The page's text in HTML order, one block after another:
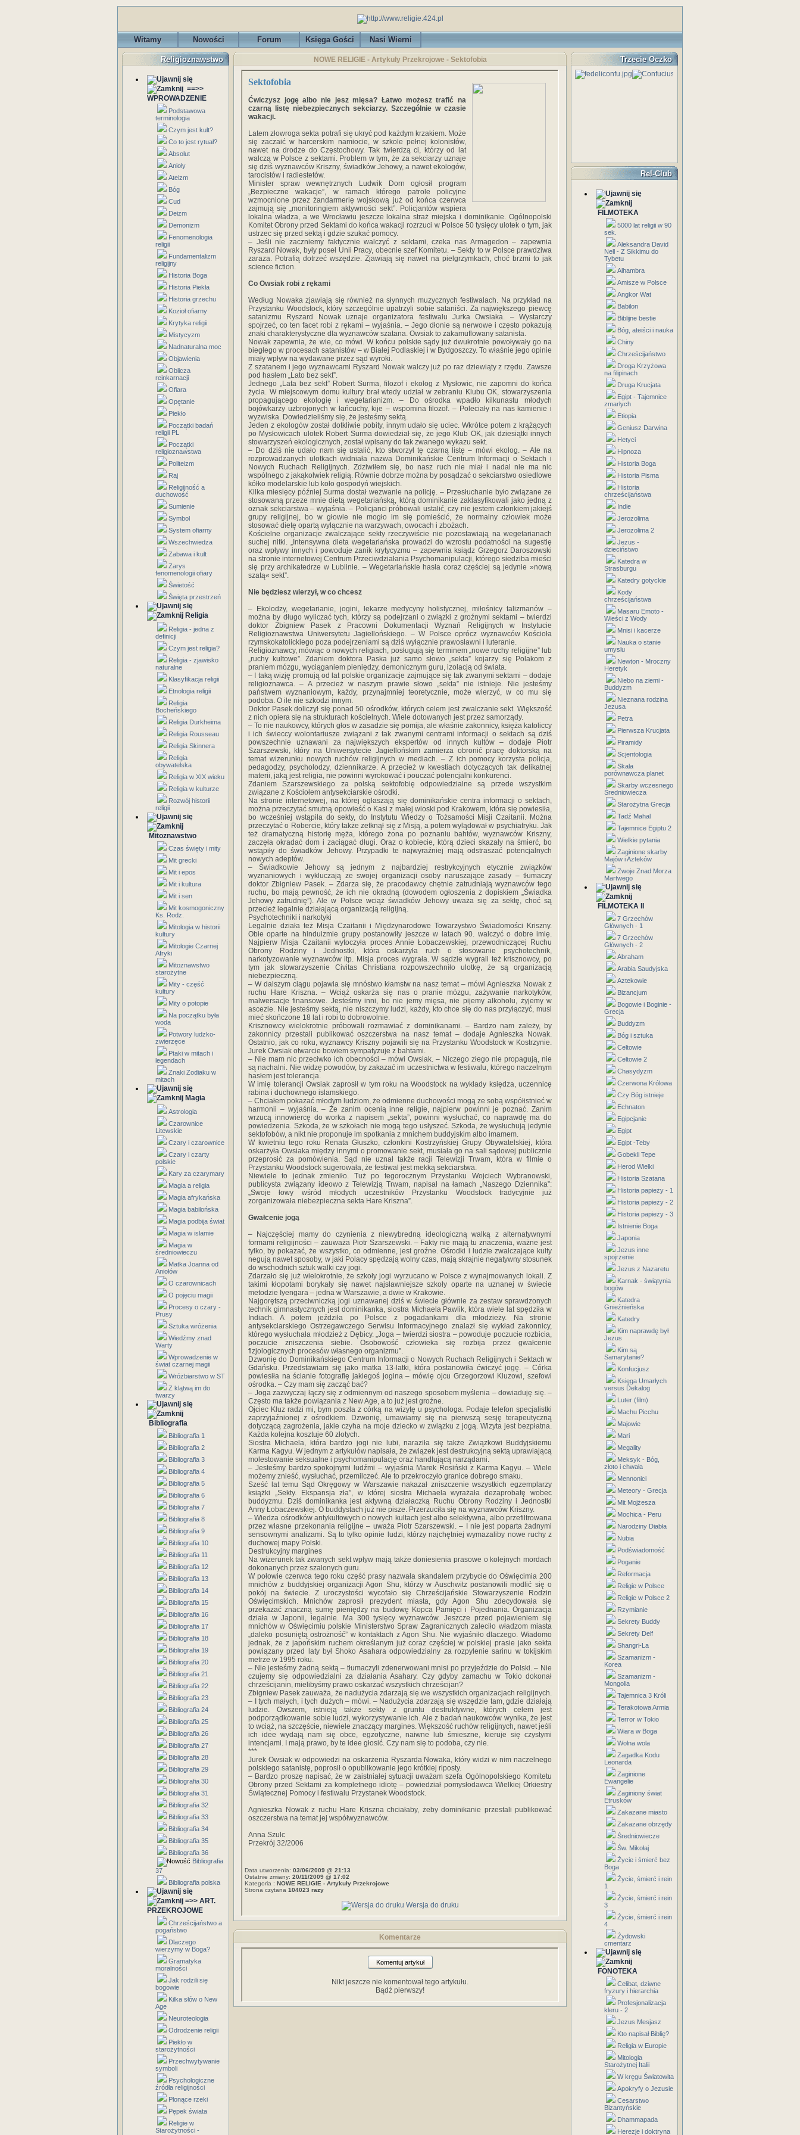
Witamy Nowości Forum Księga Gości Nasi Wierni
Religioznawstwo
==>>
WPROWADZENIE
Podstawowa
terminologia
Czym jest kult?
Co to jest rytuał?
Absolut
Anioły
Ateizm
Bóg
Cud
Deizm
Demonizm
Fenomenologia
religii
Fundamentalizm
religijny
Historia Boga
Historia Piekła
Historia grzechu
Kozioł ofiarny
Krytyka religii
Mistycyzm
Nadnaturalna moc
Objawienia
Oblicza
reinkarnacji
Ofiara
Opętanie
Piekło
Początki badań
religii PL
Początki
religioznawstwa
Politeizm
Raj
Religijność a
duchowość
Sumienie
Symbol
System ofiarny
Wszechwiedza
Zabawa i kult
Zarys
fenomenologii ofiary
Świetość
Święta przestrzeń
Religia
Religia - jedna z
definicji
Czym jest religia?
Religia - zjawisko
naturalne
Klasyfikacja religii
Etnologia religii
Religia
Bocheńskiego
Religia Durkheima
Religia Rousseau
Religia Skinnera
Religia
obywatelska
Religia w XIX wieku
Religia w kulturze
Rozwój historii
religii
Mitoznawstwo
Czas święty i mity
Mit grecki
Mit i epos
Mit i kultura
Mit i sen
Mit kosmogoniczny
Ks. Rodz.
Mitologia w historii
kultury
Mitologie Czarnej
Afryki
Mitoznawstwo
starożytne
Mity - część
kultury
Mity o potopie
Na początku była
woda
Potwory ludzko-
zwierzęce
Ptaki w mitach i
legendach
Znaki Zodiaku w
mitach
Magia
Astrologia
Czarownice
Litewskie
Czary i czarownice
Czary i czarty
polskie
Kary za czarymary
Magia a religia
Magia afrykańska
Magia babilońska
Magia podbija świat
Magia w islamie
Magia w
średniowieczu
Matka Joanna od
Aniołów
O czarownicach
O pojęciu magii
Procesy o czary -
Prusy
Sztuka wróżenia
Wiedźmy znad
Warty
Wprowadzenie w
świat czarnej magii
Wróżbiarstwo w ST
Z klątwą im do
twarzy
Bibliografia
Bibliografia 1
Bibliografia 2
Bibliografia 3
Bibliografia 4
Bibliografia 5
Bibliografia 6
Bibliografia 7
Bibliografia 8
Bibliografia 9
Bibliografia 10
Bibliografia 11
Bibliografia 12
Bibliografia 13
Bibliografia 14
Bibliografia 15
Bibliografia 16
Bibliografia 17
Bibliografia 18
Bibliografia 19
Bibliografia 20
Bibliografia 21
Bibliografia 22
Bibliografia 23
Bibliografia 24
Bibliografia 25
Bibliografia 26
Bibliografia 27
Bibliografia 28
Bibliografia 29
Bibliografia 30
Bibliografia 31
Bibliografia 32
Bibliografia 33
Bibliografia 34
Bibliografia 35
Bibliografia 36
Bibliografia
37
Bibliografia polska
=>> ART.
PRZEKROJOWE
Chrześcijaństwo a
pogaństwo
Dlaczego
wierzymy w Boga?
Gramatyka
moralności
Jak rodzili się
bogowie
Kilka słów o New
Age
Neuroteologia
Odrodzenie religii
Piekło w
starożytności
Przechwytywanie
symboli
Psychologiczne
źródła religijności
Płonące rzeki
Pępek świata
Religie w
Starożytności -
NOWE RELIGIE - Artykuły Przekrojowe - Sektofobia
Sektofobia
Ćwiczysz jogę albo nie jesz mięsa? Łatwo możesz trafić na
czarną listę niebezpiecznych sekciarzy. Szczególnie w czasie
wakacji.
Latem złowroga sekta potrafi się ukryć pod każdym krzakiem. Może
się zaczaić w harcerskim namiocie, w szkole pełnej kolonistów,
nawet na drodze do Częstochowy. Tak twierdzą ci, którzy od lat
walczą w Polsce z sektami. Problem w tym, że za sekciarzy uznaje
się dziś wyznawców Kriszny, świadków Jehowy, a nawet ekologów,
tarocistów i radiestetów.
Minister spraw wewnętrznych Ludwik Dorn ogłosił program
„Bezpieczne wakacje”, w ramach którego patrole policyjne
wzmocnione przez żandarmerię wojskową już od końca czerwca
zajmują się „monitoringiem aktywności sekt”. Policjantów wspiera
lokalna władza, a we Wrocławiu jeszcze lokalna straż miejska i dominikanie. Ogólnopolski
Komitet Obrony przed Sektami do końca wakacji rozrzuci w Polsce 50 tysięcy ulotek o tym, jak
ustrzec się przed sektą i gdzie szukać pomocy.
– Jeśli nie zaczniemy faktycznie walczyć z sektami, czeka nas Armagedon – zapewnia
Ryszard Nowak, były poseł Unii Pracy, obecnie szef Komitetu. – Sekty to w Polsce prawdziwa
zaraza. Potrafią dotrzeć wszędzie. Zjawiają się nawet na pielgrzymkach, choć brzmi to jak
science fiction.
Co Owsiak robi z rękami
Według Nowaka zjawiają się również na słynnych muzycznych festiwalach. Na przykład na
Przystanku Woodstock, który szczególnie upatrzyli sobie sataniści. Za największego piewcę
satanizmu Ryszard Nowak uznaje organizatora festiwalu Jurka Owsiaka. – Wystarczy
spojrzeć, co ten facet robi z rękami – wyjaśnia. – Jego dłonie są nerwowe i często pokazują
znaki charakterystyczne dla wyznawców szatana. Owsiak to zakamuflowany satanista.
Nowak zapewnia, że wie, co mówi. W końcu polskie sądy już dwukrotnie powoływały go na
biegłego w procesach satanistów – w Białej Podlaskiej i w Bydgoszczy. To właśnie jego opinie
miały wpływ na wydawane przez sąd wyroki.
Z szatanem i jego wyznawcami Ryszard Nowak walczy już po raz dziewiąty z rzędu. Zawsze
pod hasłem „Lato bez sekt”.
Jednego „Lata bez sekt” Robert Surma, filozof i ekolog z Mysłowic, nie zapomni do końca
życia. W miejscowym domu kultury brał wtedy udział w zebraniu Klubu OK, stowarzyszenia
propagującego ekologię i wegetarianizm. – Do ośrodka wpadło kilkunastu młodych
bojówkarzy uzbrojonych w łańcuchy, kije – wspomina filozof. – Poleciały na nas kamienie i
wyzwiska. Dowiedzieliśmy się, że jesteśmy sektą.
Jeden z ekologów został dotkliwie pobity, innym udało się uciec. Wkrótce potem z krążących
po Mysłowicach ulotek Robert Surma dowiedział się, że jego Klub OK, jak dziesiątki innych
stowarzyszeń ekologicznych, został wpisany do tak zwanego wykazu sekt.
– Do dziś nie udało nam się ustalić, kto stworzył tę czarną listę – mówi ekolog. – Ale na
rozprowadzanych ulotkach widniała nazwa Dominikańskie Centrum Informacji o Sektach i
Nowych Ruchach Religijnych. Zdziwiłem się, bo nasz ruch nie miał i nadal nie ma nic
wspólnego z jakąkolwiek religią. Równie dobrze można by posądzać o sekciarstwo osiedlowe
kółko modelarskie lub koło gospodyń wiejskich.
Kilka miesięcy później Surma dostał wezwanie na policję. – Przesłuchanie było związane ze
stosowaną przeze mnie dietą wegetariańską, którą dominikanie zaklasyfikowali jako jedną z
oznak sekciarstwa – wyjaśnia. – Policjanci próbowali ustalić, czy nie jestem członkiem jakiejś
grupy religijnej, bo w głowie nie mogło im się pomieścić, że normalny człowiek może
stosować dietę opartą wyłącznie na warzywach, owocach i zbożach.
Kościelne organizacje zwalczające sekty rzeczywiście nie pozostawiają na wegetarianach
suchej nitki. „Intensywna dieta wegetariańska prowadzi do wzrostu podatności na sugestię
oraz wpływy innych i powoduje zanik krytycyzmu – zapewnia ksiądz Grzegorz Daroszowski
na stronie internetowej Centrum Przeciwdziałania Psychomanipulacji, którego siedziba mieści
się przy archikatedrze w Lublinie. – Wegetariańskie hasła coraz częściej są jedynie »nową
szatą« sekt”.
Nie będziesz wierzył, w co chcesz
– Ekolodzy, wegetarianie, jogini, lekarze medycyny holistycznej, miłośnicy talizmanów –
można by długo wyliczać tych, którzy są podejrzani o związki z groźnymi sektami – twierdzi
doktor Zbigniew Pasek z Pracowni Dokumentacji Wyznań Religijnych w Instytucie
Religioznawstwa Uniwersytetu Jagiellońskiego. – W Polsce oprócz wyznawców Kościoła
rzymskokatolickiego poza podejrzeniami są dziś wyłącznie prawosławni i luteranie.
Religioznawcy, mówiąc o nowych religiach, posługują się terminem „nowe ruchy religijne” lub
„ruchy kultowe”. Zdaniem doktora Paska już samo słowo „sekta” kojarzy się Polakom z
praniem mózgu, wyciąganiem pieniędzy, demonicznym guru, izolacją od świata.
– I taką wizję promują od lat polskie organizacje zajmujące się tak zwanymi sektami – dodaje
religioznawca. – A przecież w naszym prawie słowo „sekta” nie istnieje. Nie jesteśmy
państwem wyznaniowym, każdy, przynajmniej teoretycznie, może wierzyć, w co mu się
podoba. O ile nie szkodzi innym.
Doktor Pasek doliczył się ponad 50 ośrodków, których celem jest zwalczanie sekt. Większość
z nich opiera się na strukturach kościelnych. Wiele dotowanych jest przez samorządy.
– To nie naukowcy, których głos w zasadzie się pomija, ale właśnie zakonnicy, księża katoliccy
i ich świeccy wolontariusze związani z tak zwanymi centrami informacji o sektach są dziś
powszechnie uznawani za największych ekspertów od innych kultów – dodaje Piotr
Szarszewski, który na Uniwersytecie Jagiellońskim zamierza obronić pracę doktorską na
temat wizerunku nowych ruchów religijnych w mediach. – Z ich pomocy korzysta policja,
pedagodzy, psycholodzy, dziennikarze. A przecież w kwestiach dotyczących tak delikatnej
materii, jaką jest religia, nie powinni wyrokować i pouczać potencjalni konkurenci.
Zdaniem Szarszewskiego za polską sektofobię odpowiedzialne są przede wszystkim
związane z Kościołem antysekciarskie ośrodki.
Na stronie internetowej, na której ogłaszają się dominikańskie centra informacji o sektach,
można przeczytać smutną opowieść o Kasi z małej wioski pod Krakowem, która się powiesiła,
bo wcześniej wstąpiła do sekty, do Instytutu Wiedzy o Tożsamości Misji Czaitanii. Można
przeczytać o Robercie, który także zetknął się z Misją, a potem wylądował w psychiatryku. Jak
też dramatyczną historię męża, którego żona po poznaniu bahtów, wyznawców Kriszny,
zaczęła okradać dom i zaciągać długi. Oraz o kobiecie, którą dzieci skazały na śmierć, bo
wstąpiły do świadków Jehowy. Przypadki te najwyraźniej mają odstraszać potencjalnych
nowych adeptów.
– Świadkowie Jehowy są jednym z najbardziej restrykcyjnych etycznie związków
wyznaniowych i wykluczają ze swojej organizacji osoby naruszające zasady – tłumaczy
doktor Zbigniew Pasek. – Zdarza się, że pracodawcy chętnie zatrudniają wyznawców tego
ruchu, bo mają pewność, że ich nie okradną (dowodem ogłoszenia z dopiskiem „Świadka
Jehowy zatrudnię”). Ale w Polsce wciąż świadków Jehowy uważa się za sektę, choć są
przecież legalnie działającą organizacją religijną.
Psychotechniki i narkotyki
Legalnie działa też Misja Czaitanii i Międzynarodowe Towarzystwo Świadomości Kriszny.
Obie oparte na hinduizmie grupy postanowiły jeszcze w latach 90. walczyć o dobre imię.
Najpierw Misja Czaitanii wytoczyła proces Annie Łobaczewskiej, przewodniczącej Ruchu
Obrony Rodziny i Jednostki, która oskarżyła ruch o stosowanie psychotechnik,
narkotyzowanie wyznawców itp. Misja proces wygrała. W sądzie wygrali też krisznowcy, po
tym jak stowarzyszenie Civitas Christiana rozpowszechniło ulotkę, że są organizacją
niebezpieczną.
– W dalszym ciągu pojawia się mnóstwo kłamstw na nasz temat – mówi Agnieszka Nowak z
ruchu Hare Kriszna. – Wciąż oskarża się nas o pranie mózgu, zażywanie narkotyków,
malwersacje finansowe. Jesteśmy inni, bo nie jemy mięsa, nie pijemy alkoholu, żyjemy w
ascezie. Nie jesteśmy sektą, nie niszczymy ludzi, każdy, kto chce się do nas przyłączyć, musi
mieć skończone 18 lat i robi to dobrowolnie.
Krisznowcy wielokrotnie próbowali rozmawiać z dominikanami. – Bardzo nam zależy, by
zakonnicy przestali publikować oszczerstwa na nasz temat – dodaje Agnieszka Nowak.
Ostatnio, jak co roku, wyznawcy Kriszny pojawili się na Przystanku Woodstock w Kostrzynie.
Jurek Owsiak otwarcie bowiem sympatyzuje z bahtami.
– Nie mam nic przeciwko ich obecności – mówi Owsiak. – Niczego złego nie propagują, nie
są nachalni. Nie widzę powodów, by zakazać im uczestnictwa w festiwalu, którego naczelnym
hasłem jest tolerancja.
W imię tolerancji Owsiak zaprosił w tym roku na Woodstock na wykłady księdza, uczennicę
rabina i duchownego islamskiego.
– Chciałem pokazać młodym ludziom, że odmienne duchowości mogą ze sobą współistnieć w
harmonii – wyjaśnia. – Że zanim ocenią inne religie, najpierw powinni je poznać. Zanim
wrzucą innowiercę do worka z napisem „sekta”, powinni wysłuchać, co naprawdę ma do
powiedzenia. Szkoda, że w szkołach nie mogą tego usłyszeć. Szkoda, że wysłuchują jedynie
sektofobów, a nikt nie proponuje im spotkania z mnichem buddyjskim albo imamem.
W kwietniu tego roku Renata Głuszko, członkini Kostrzyńskiej Grupy Obywatelskiej, która
oskarżyła Owsiaka między innymi o promowanie sekt, musiała go na sali sądowej publicznie
przeprosić za pomówienia. Sąd nie uznał także racji Telewizji Trwam, która w filmie o
Przystanku Woodstock sugerowała, że festiwal jest mekką sekciarstwa.
Niewiele to jednak zmieniło. Tuż po tegorocznym Przystanku Wojciech Wybranowski,
publicysta związany ideowo z Telewizją Trwam, napisał na łamach „Naszego Dziennika”:
„Swoje łowy wśród młodych uczestników Przystanku Woodstock tradycyjnie już
zorganizowała niebezpieczna sekta Hare Kriszna”.
Gwałcenie jogą
– Najczęściej mamy do czynienia z niewybredną ideologiczną walką z alternatywnymi
formami religijności – zauważa Piotr Szarszewski. – Fakty nie mają tu znaczenia, ważne jest
tylko, by pokazać, że wszystko, co odmienne, jest groźne. Ośrodki i ludzie zwalczające kulty
negują nawet sposoby, w jaki Polacy spędzają wolny czas, mają skrajnie negatywny stosunek
do wschodnich sztuk walki czy jogi.
Zdarzało się już wielokrotnie, że szkoły jogi wyrzucano w Polsce z wynajmowanych lokali. Z
takimi kłopotami borykały się nawet najsławniejsze szkoły oparte na uznanej w świecie
metodzie Iyengara – jedna w Warszawie, a dwie w Krakowie.
Najgorętszą przeciwniczką jogi uznawanej dziś w świecie głównie za zestaw sprawdzonych
technik gimnastycznych jest dominikanka, siostra Michaela Pawlik, która wiele lat spędziła w
Indiach. A potem jeździła po Polsce z pogadankami dla młodzieży. Na stronie
antysekciarskiego Ostrzegawczego Serwisu Informacyjnego znalazł się wykład zakonnicy,
którego wysłuchała młodzież z Dębicy. „Joga – twierdzi siostra – powoduje poczucie rozbicia,
poczucie zniszczenia siebie. Osobowość człowieka się rozbija przez gwałcenie
fizjologicznych procesów własnego organizmu”.
Dzwonię do Dominikańskiego Centrum Informacji o Nowych Ruchach Religijnych i Sektach w
Gdańsku. Przedstawiam się jako matka 13-latki, która postanowiła ćwiczyć jogę. – Córka
powiesiła na ścianie fotografię jakiegoś jogina – mówię ojcu Grzegorzowi Kluzowi, szefowi
ośrodka. – Czy mam się zacząć bać?
– Joga zazwyczaj łączy się z odmiennym od naszego sposobem myślenia – dowiaduję się. –
Często ma także powiązania z New Age, a to już jest groźne.
Ojciec Kluz radzi mi, bym poszła z córką na wizytę u psychologa. Podaje telefon specjalistki
zaprzyjaźnionej z ośrodkiem. Dzwonię, umawiamy się na pierwszą sesję terapeutyczną
dotyczącą zagrożenia, jakie czyha na moje dziecko w związku z jogą. Wizyta jest bezpłatna.
Każda kolejna kosztuje 60 złotych.
Siostra Michaela, która bardzo jogi nie lubi, naraziła się także Związkowi Buddyjskiemu
Karma Kagyu. W jednym z artykułów napisała, że związek jest destrukcyjną sektą uprawiającą
molestowanie seksualne i psychomanipulację oraz handlującą narządami.
– Jesteśmy bardzo spokojnymi ludźmi – wyjaśnia Marek Rosiński z Karma Kagyu. – Wiele
możemy znieść, wysłuchać, przemilczeć. Ale to przekroczyło granice dobrego smaku.
Sześć lat temu Sąd Okręgowy w Warszawie nakazał zniszczenie wszystkich egzemplarzy
książki „Sekty. Ekspansja zła”, w której siostra Michaela wyrażała dezaprobatę wobec
buddyzmu. Dziś dominikanka jest aktywną działaczką Ruchu Obrony Rodziny i Jednostki
Anny Łobaczewskiej. O buddystach już nie pisze. Przerzuciła się na wyznawców Kriszny.
– Wiedza ośrodków antykultowych o nowych kultach jest albo selektywna, albo przefiltrowana
przez własne przekonania religijne – uważa Piotr Szarszewski. – I nie jest poparta żadnymi
sensownymi analizami. Są to tylko opinie ludzi, którzy najchętniej wymazaliby nowe ruchy z
duchowej mapy Polski.
Destrukcyjny margines
Na wizerunek tak zwanych sekt wpływ mają także doniesienia prasowe o kolejnych mordach
dokonanych przez szalonych guru.
W połowie czerwca tego roku część prasy nazwała skandalem przybycie do Oświęcimia 200
mnichów z buddyjskiej organizacji Agon Shu, którzy w Auschwitz postanowili modlić się o
pokój na świecie. Z uroczystości wycofało się Chrześcijańskie Stowarzyszenie Rodzin
Oświęcimskich. Mnichów zaprosił prezydent miasta, gdy Agon Shu zdecydowała się
przekazać znaczną sumę pieniędzy na budowę Kopca Pamięci i Pojednania. Organizacja
działa w Japonii, legalnie. Ma 300 tysięcy wyznawców. Jeszcze przed pojawieniem się
mnichów w Oświęcimiu polskie Ministerstwo Spraw Zagranicznych zaleciło władzom miasta
„daleko posuniętą ostrożność” w kontaktach z Agon Shu. Nie wyjaśniło dlaczego. Wiadomo
jednak, że z japońskim ruchem określanym już coraz częściej w polskiej prasie jako sekta
powiązany przed laty był Shoko Asahara odpowiedzialny za rozpylenie sarinu w tokijskim
metrze w 1995 roku.
– Nie jesteśmy żadną sektą – tłumaczyli zdenerwowani mnisi po przyjeździe do Polski. – Nie
czujemy się odpowiedzialni za działania Asahary. Czy gdyby zamachu w Tokio dokonał
chrześcijanin, mielibyśmy prawo oskarżać wszystkich chrześcijan?
Zbigniew Pasek zauważa, że nadużycia zdarzają się we wszystkich organizacjach religijnych.
– I tych małych, i tych dużych – mówi. – Nadużycia zdarzają się wszędzie tam, gdzie działają
ludzie. Owszem, istnieją także sekty z gruntu destruktywne, których celem jest
podporządkowanie sobie ludzi, wykorzystywanie ich. Ale z badań naukowców wynika, że jest
to wciąż, na szczęście, niewiele znaczący margines. Większość ruchów religijnych, nawet jeśli
ich idee wydają nam się obce, egzotyczne, naiwne lub śmieszne, kieruje się czystymi
intencjami. I mają prawo, by te idee głosić. Czy nam się to podoba, czy nie.
***
Jurek Owsiak w odpowiedzi na oskarżenia Ryszarda Nowaka, który widzi w nim naczelnego
polskiego satanistę, poprosił o opublikowanie jego krótkiej riposty.
– Bardzo proszę napisać, że w zaistniałej sytuacji uważam szefa Ogólnopolskiego Komitetu
Obrony przed Sektami za kompletnego idiotę – powiedział pomysłodawca Wielkiej Orkiestry
Świątecznej Pomocy i festiwalu Przystanek Woodstock.
Agnieszka Nowak z ruchu Hare Kriszna chciałaby, żeby dominikanie przestali publikować
oszczerstwa na temat jej współwyznawców.
Anna Szulc
Przekrój 32/2006
Data utworzenia: 03/06/2009 @ 21:13
Ostatnie zmiany: 20/11/2009 @ 17:02
Kategoria : NOWE RELIGIE - Artykuły Przekrojowe
Strona czytana 104023 razy
Wersja do druku
Komentarze
Komentuj artykuł
Nikt jeszcze nie komentował tego artykułu.
Bądź pierwszy!
Trzecie Oczko
Rel-Club
FILMOTEKA
5000 lat religii w 90
sek.
Aleksandra David
Nell - Z Sikkimu do
Tybetu
Alhambra
Amisze w Polsce
Angkor Wat
Babilon
Biblijne bestie
Bóg, ateiści i nauka
Chiny
Chrześcijaństwo
Droga Krzyżowa
na filipinach
Druga Krucjata
Egipt - Tajemnice
zmarłych
Etiopia
Geniusz Darwina
Hetyci
Hipnoza
Historia Boga
Historia Pisma
Historia
chrześcijaństwa
Indie
Jerozolima
Jerozolima 2
Jezus -
dzieciństwo
Katedra w
Strasburgu
Katedry gotyckie
Kody
chrześcijaństwa
Masaru Emoto -
Wieści z Wody
Mnisi i kacerze
Nauka o stanie
umyslu
Newton - Mroczny
Heretyk
Niebo na ziemi -
Buddyzm
Nieznana rodzina
Jezusa
Petra
Pierwsza Krucjata
Piramidy
Scjentologia
Skala
porównawcza planet
Skarby wczesnego
Średniowiecza
Starożytna Grecja
Tadź Mahal
Tajemnice Egiptu 2
Wielkie pytania
Zaginione skarby
Majów i Azteków
Zwoje Znad Morza
Martwego
FILMOTEKA II
7 Grzechów
Głównych - 1
7 Grzechów
Głównych - 2
Abraham
Arabia Saudyjska
Aztekowie
Bizancjum
Bogowie i Boginie -
Grecja
Buddyzm
Bóg i sztuka
Celtowie
Celtowie 2
Chasydyzm
Czerwona Królowa
Czy Bóg istnieje
Echnaton
Egipcjanie
Egipt
Egipt -Teby
Gobekli Tepe
Herod Wielki
Historia Szatana
Historia papieży - 1
Historia papieży - 2
Historia papieży - 3
Istnienie Boga
Japonia
Jezus inne
spojrzenie
Jezus z Nazaretu
Karnak - świątynia
bogów
Katedra
Gnieźnieńska
Katedry
Kim naprawdę był
Jezus
Kim są
Samarytanie?
Konfucjusz
Księga Umarłych
versus Dekalog
Luter (film)
Machu Picchu
Majowie
Mari
Megality
Meksyk - Bóg,
złoto i chwała
Mennonici
Meteory - Grecja
Mit Mojżesza
Mochica - Peru
Narodziny Diabła
Nubia
Podświadomość
Poganie
Reformacja
Religie w Polsce
Religie w Polsce 2
Rzymianie
Sekrety Buddy
Sekrety Delf
Shangri-La
Szamanizm -
Korea
Szamanizm -
Mongolia
Tajemnica 3 Króli
Terakotowa Armia
Terror w Tokio
Wiara w Boga
Wolna wola
Zagadka Kodu
Leonarda
Zaginione
Ewangelie
Zaginiony świat
Etrusków
Zakazane miasto
Zakazane obrzędy
Średniowiecze
Św. Mikołaj
Życie i śmierć bez
Boga
Życie, śmierć i rein
1
Życie, śmierć i rein
3
Życie, śmierć i rein
4
Żydowski
cmentarz
FONOTEKA
Celibat, dziwne
fryzury i hierarchia
Profesjonalizacja
kleru - 2
Jezus Mesjasz
Kto napisał Biblię?
Religia w Europie
Mitologia
Starożytnej Italii
W kręgu Światowita
Apokryfy o Jezusie
Cesarstwo
Bizantyńskie
Dhammapada
Herezje i doktryna